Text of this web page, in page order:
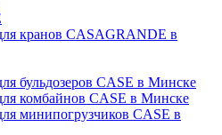
кранов CASAGRANDE в
бульдозеров CASE в Минске
комбайнов CASE в Минске
минипогрузчиков CASE в